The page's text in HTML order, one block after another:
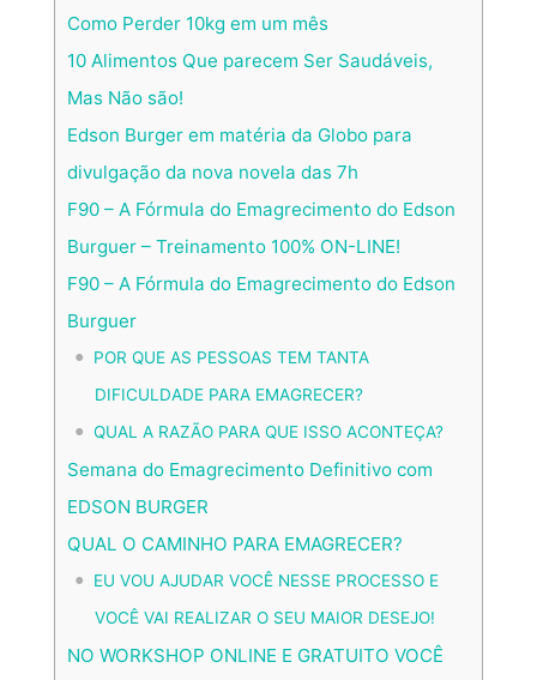
Como Perder 10kg em um mês
10 Alimentos Que parecem Ser Saudáveis,
Mas Não são!
Edson Burger em matéria da Globo para
divulgação da nova novela das 7h
F90 – A Fórmula do Emagrecimento do Edson
Burguer – Treinamento 100% ON-LINE!
F90 – A Fórmula do Emagrecimento do Edson
Burguer
POR QUE AS PESSOAS TEM TANTA
DIFICULDADE PARA EMAGRECER?
QUAL A RAZÃO PARA QUE ISSO ACONTEÇA?
Semana do Emagrecimento Definitivo com
EDSON BURGER
QUAL O CAMINHO PARA EMAGRECER?
EU VOU AJUDAR VOCÊ NESSE PROCESSO E
VOCÊ VAI REALIZAR O SEU MAIOR DESEJO!
NO WORKSHOP ONLINE E GRATUITO VOCÊ